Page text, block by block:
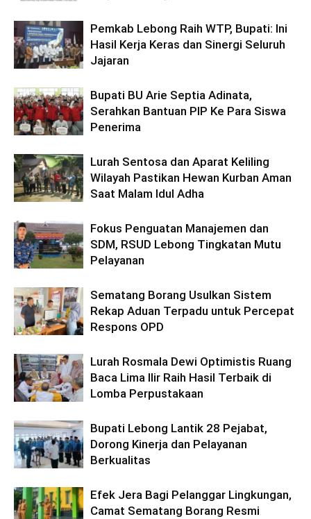
Pemkab Lebong Raih WTP, Bupati: Ini
Hasil Kerja Keras dan Sinergi Seluruh
Jajaran
Bupati BU Arie Septia Adinata,
Serahkan Bantuan PIP Ke Para Siswa
Penerima
Lurah Sentosa dan Aparat Keliling
Wilayah Pastikan Hewan Kurban Aman
Saat Malam Idul Adha
Fokus Penguatan Manajemen dan
SDM, RSUD Lebong Tingkatan Mutu
Pelayanan
Sematang Borang Usulkan Sistem
Rekap Aduan Terpadu untuk Percepat
Respons OPD
Lurah Rosmala Dewi Optimistis Ruang
Baca Lima Ilir Raih Hasil Terbaik di
Lomba Perpustakaan
Bupati Lebong Lantik 28 Pejabat,
Dorong Kinerja dan Pelayanan
Berkualitas
Efek Jera Bagi Pelanggar Lingkungan,
Camat Sematang Borang Resmi